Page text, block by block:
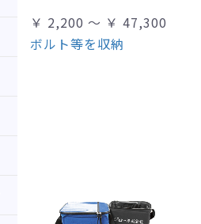
￥ 2,200 ～ ￥ 47,300
ボルト等を収納